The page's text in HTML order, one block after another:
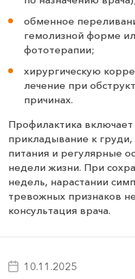
обменное
гемолизной форме
фототерапии;
хирургическую
лечение при
причинах.
Профилактика включает
прикладывание к груди,
питания и регулярные
недели жизни. При
недель, нарастании
тревожных признаков
консультация врача.
10.11.2025